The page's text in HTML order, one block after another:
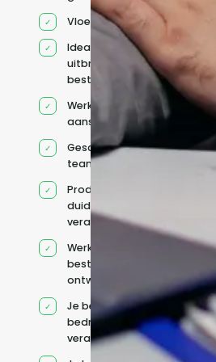
Vloeiend Engels
Ideaal voor het
uitbreiden van
bestaande capaciteit
Werkt onder jouw
aansturing
Geschikt voor hybride
teams
Productcontext en
duidelijke
verantwoordelijkheden
Werkt binnen jouw
bestaande
ontwikkelteam
Je behoudt jouw
bedrijfs- en IT-
verantwoordelijkheden